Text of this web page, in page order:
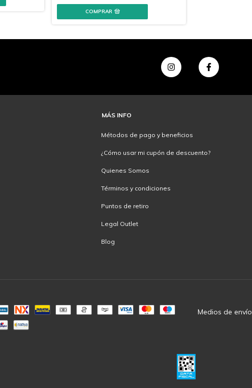
COMPRAR
MÁS INFO
Métodos de pago y beneficios
¿Cómo usar mi cupón de descuento?
Quienes Somos
Términos y condiciones
Puntos de retiro
Legal Outlet
Blog
Medios de envío